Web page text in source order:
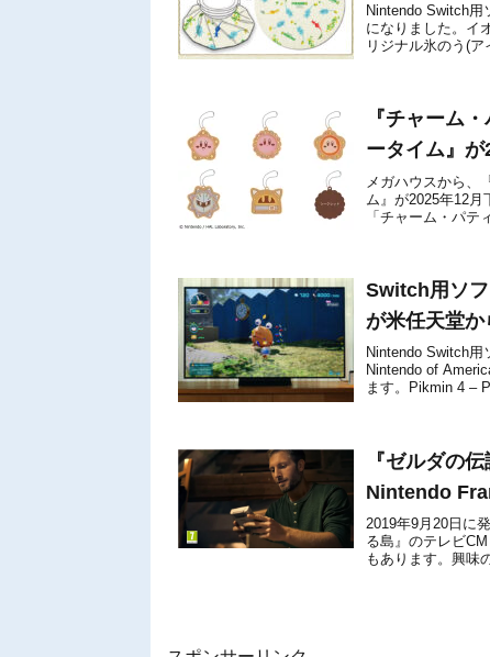
Nintendo Switch用
になりました。イ
リジナル氷のう(
『チャーム
ータイム』が
メガハウスから、
ム』が2025年12
「チャーム・パテ
Switch用ソ
が米任天堂か
Nintendo Switch用
Nintendo of
ます。Pikmin 4 –
『ゼルダの
Nintendo
2019年9月20日に
る島』のテレビ
もあります。興味